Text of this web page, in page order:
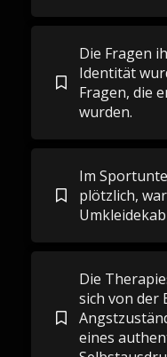
Die Fragen
Identität
Fragen, die
wurden.
Im
plötzlich,
Die
sich von der
eines